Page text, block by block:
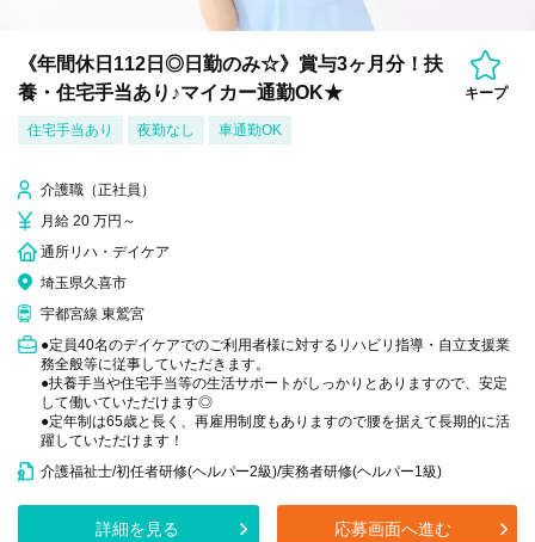
《年間休日112日◎日勤のみ☆》賞与3ヶ月分！扶
養・住宅手当あり♪マイカー通勤OK★
キープ
住宅手当あり 夜勤なし 車通勤OK
介護職（正社員）
月給 20 万円～
通所リハ・デイケア
埼玉県久喜市
宇都宮線 東鷲宮
●定員40名のデイケアでのご利用者様に対するリハビリ指導・自立支援業
務全般等に従事していただきます。
●扶養手当や住宅手当等の生活サポートがしっかりとありますので、安定
して働いていただけます◎
●定年制は65歳と長く、再雇用制度もありますので腰を据えて長期的に活
躍していただけます！
介護福祉士/初任者研修(ヘルパー2級)/実務者研修(ヘルパー1級)
詳細を見る 応募画面へ進む